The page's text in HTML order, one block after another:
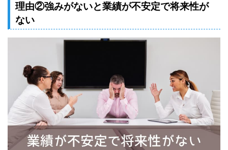
理由②強みがないと業績が不安定で将来性が
ない